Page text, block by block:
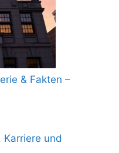
& Fakten –
Karriere und